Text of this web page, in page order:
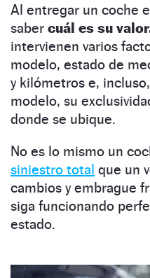
Al entregar un coche
saber cuál es su
intervienen varios
modelo, estado de
y kilómetros e,
modelo, su
donde se ubique.
No es lo mismo un
siniestro total que un
cambios y embrague
siga funcionando
estado.